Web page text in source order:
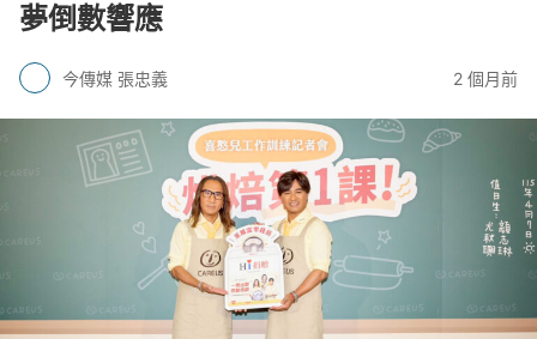
夢倒數響應
今傳媒 張忠義 2 個月前